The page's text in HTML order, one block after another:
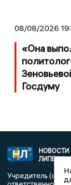
08/08/2026
«Она
Госдуму
НОВОСТИ
ЛИПЕЦКА
Учредитель